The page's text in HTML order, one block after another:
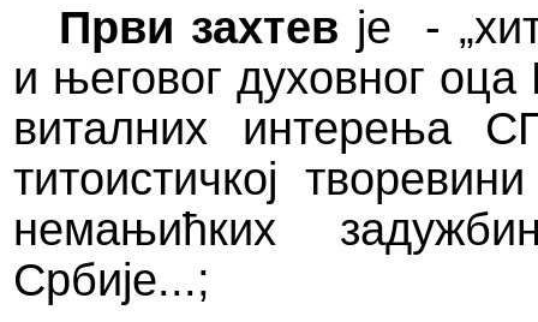
Први захтев је
-
и његовог духовног оца
виталних интерења
титоистичкој
немањићких
Србије...;